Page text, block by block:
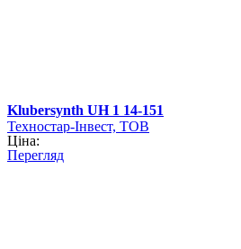
Klubersynth UH 1 14-151
Техностар-Інвест, ТОВ
Ціна:
Перегляд